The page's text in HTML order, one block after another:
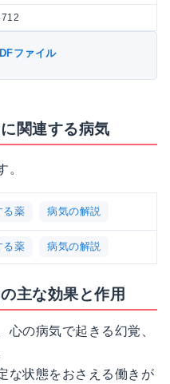
ファイル
関連する病気
。
る薬 病気の解説
る薬 病気の解説
主な効果と作用
心の病気で起きる幻覚、
な状態をおさえる働きが